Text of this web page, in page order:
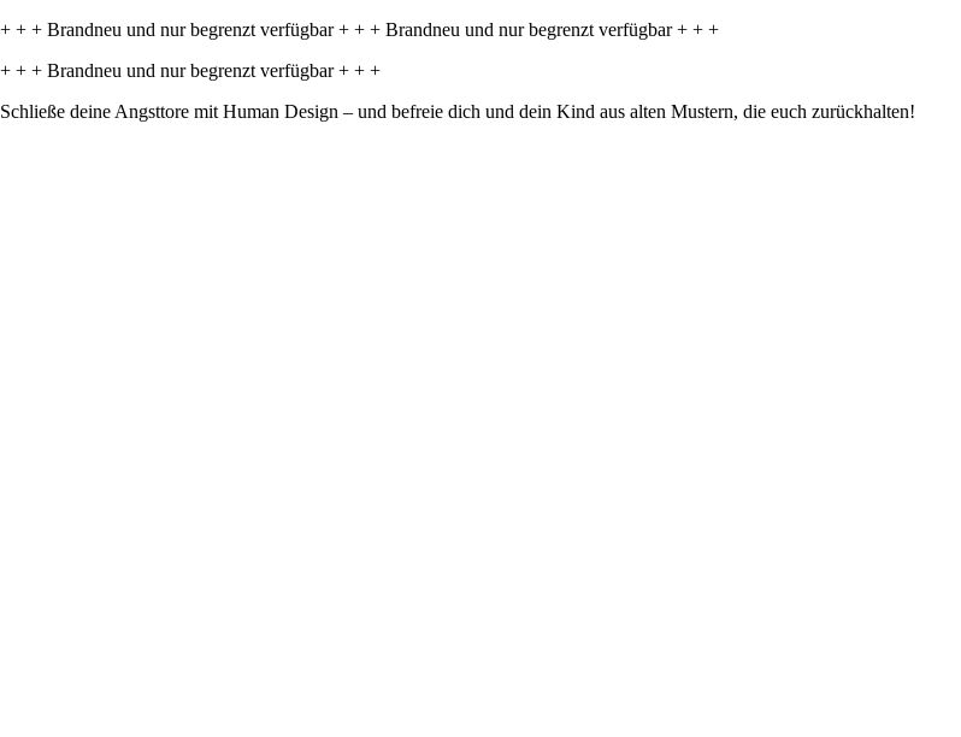
+ + + Brandneu und nur begrenzt verfügbar + + + Brandneu und nur begrenzt verfügbar + + +
+ + + Brandneu und nur begrenzt verfügbar + + +
Schließe deine Angsttore mit Human Design – und befreie dich und dein Kind aus alten Mustern, die euch zurückhalten!